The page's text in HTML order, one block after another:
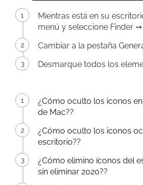
Mientras está en su
menú y seleccione Finder
Cambiar a la pestaña
Desmarque todos los
¿Cómo oculto los iconos
de Mac??
¿Cómo oculto los iconos
escritorio??
¿Cómo elimino íconos del
sin eliminar 2020??